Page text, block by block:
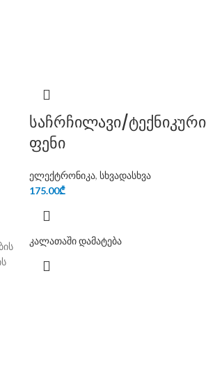
საჩრჩილავი/ტექნიკური
ფენი
ელექტრონიკა, სხვადასხვა
175.00₾
კალათაში დამატება